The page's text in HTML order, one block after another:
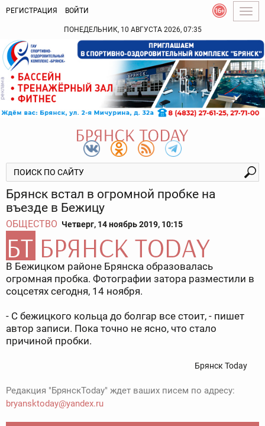
РЕГИСТРАЦИЯ ВОЙТИ
ПОНЕДЕЛЬНИК, 10 АВГУСТА 2026, 07:35
Брянск встал в огромной пробке на
въезде в Бежицу
ОБЩЕСТВО Четверг, 14 ноябрь 2019, 10:15
В Бежицком районе Брянска образовалась
огромная пробка. Фотографии затора разместили в
соцсетях сегодня, 14 ноября.
- С бежицкого кольца до болгар все стоит, - пишет
автор записи. Пока точно не ясно, что стало
причиной пробки.
Брянск Today
Редакция "БрянскToday" ждет ваших писем по адресу:
bryansktoday@yandex.ru